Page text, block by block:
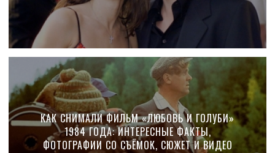
КАК СНИМАЛИ ФИЛЬМ «ЛЮБОВЬ И ГОЛУБИ»
1984 ГОДА: ИНТЕРЕСНЫЕ ФАКТЫ,
ФОТОГРАФИИ СО СЪЁМОК, СЮЖЕТ И ВИДЕО